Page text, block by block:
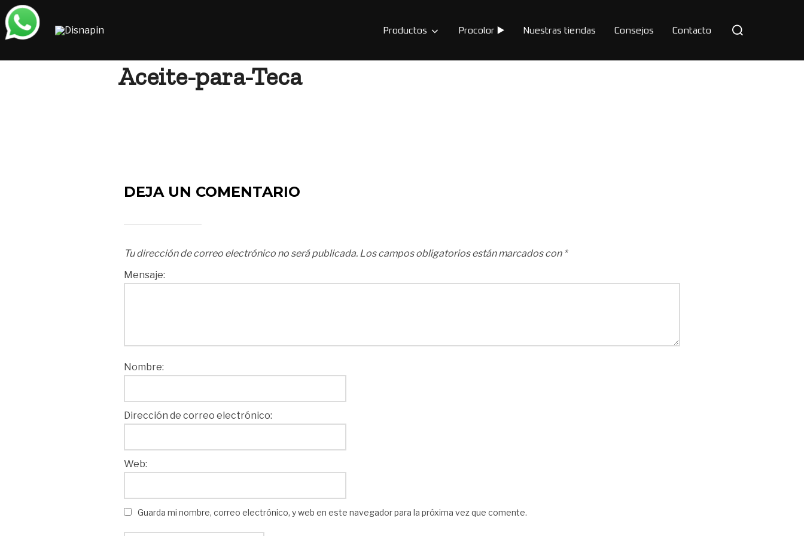
Saltar
al
contenido
Productos Procolor ▶️ Nuestras tiendas Consejos Contacto
Aceite-para-Teca
DEJA UN COMENTARIO
Tu dirección de correo electrónico no será publicada. Los campos obligatorios están marcados con *
Mensaje:
Nombre:
Dirección de correo electrónico:
Web:
Guarda mi nombre, correo electrónico, y web en este navegador para la próxima vez que comente.